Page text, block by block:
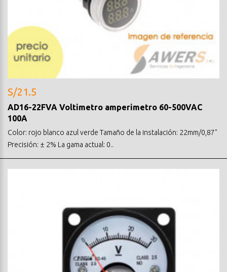
S/21.5
AD16-22FVA Voltimetro amperimetro 60-500VAC
100A
Color: rojo blanco azul verde Tamaño de la instalación: 22mm/0,87"
Precisión: ± 2% La gama actual: 0..